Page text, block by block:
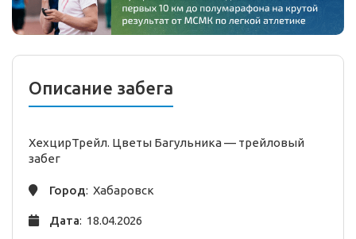
Описание забега
ХехцирТрейл. Цветы Багульника — трейловый
забег
Город: Хабаровск
Дата: 18.04.2026